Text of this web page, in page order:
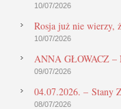
10/07/2026
Rosja już nie wierzy,
10/07/2026
ANNA GŁOWACZ
09/07/2026
04.07.2026. – Stany
08/07/2026